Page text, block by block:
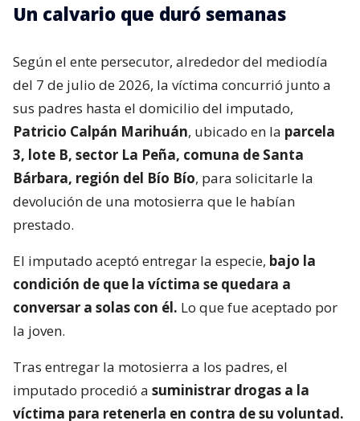
Un calvario que duró semanas
Según el ente persecutor, alrededor del mediodía
del 7 de julio de 2026, la víctima concurrió junto a
sus padres hasta el domicilio del imputado,
Patricio Calpán Marihuán, ubicado en la parcela
3, lote B, sector La Peña, comuna de Santa
Bárbara, región del Bío Bío, para solicitarle la
devolución de una motosierra que le habían
prestado.
El imputado aceptó entregar la especie, bajo la
condición de que la víctima se quedara a
conversar a solas con él. Lo que fue aceptado por
la joven.
Tras entregar la motosierra a los padres, el
imputado procedió a suministrar drogas a la
víctima para retenerla en contra de su voluntad.